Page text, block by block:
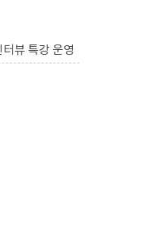
뷰 특강 운영